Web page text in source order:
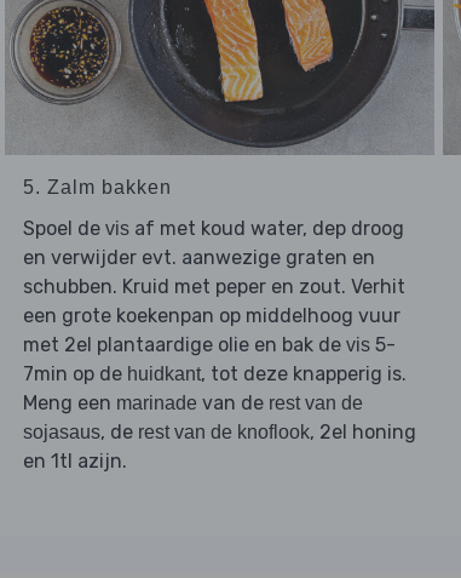
5. Zalm bakken
Spoel de visaf met koud water, dep droog
en verwijder evt. aanwezige graten en
schubben. Kruid met peper en zout. Verhit
een grote koekenpan op middelhoog vuur
met 2el plantaardige olie en bak de vis5-
7min op de huidkant, tot deze knapperig is.
Meng een marinade van de rest van de
sojasaus, de rest van de knoflook, 2el honing
en 1tl azijn.